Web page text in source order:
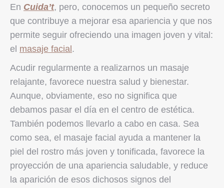
En Cuida’t, pero, conocemos un pequeño secreto
que contribuye a mejorar esa apariencia y que nos
permite seguir ofreciendo una imagen joven y vital:
el masaje facial .
Acudir regularmente a realizarnos un masaje
relajante, favorece nuestra salud y bienestar.
Aunque, obviamente, eso no significa que
debamos pasar el día en el centro de estética.
También podemos llevarlo a cabo en casa. Sea
como sea, el masaje facial ayuda a mantener la
piel del rostro más joven y tonificada, favorece la
proyección de una apariencia saludable, y reduce
la aparición de esos dichosos signos del